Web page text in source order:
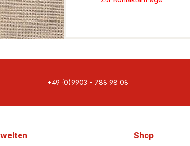
+49 (0)9903 - 788 98 08
Shop